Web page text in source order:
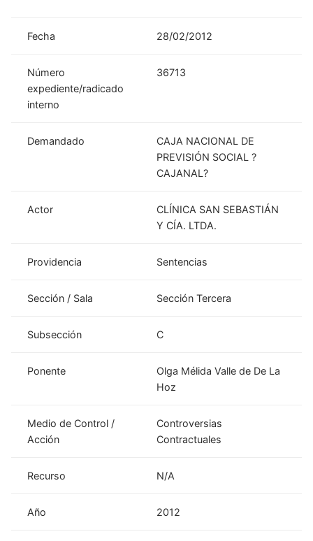
Fecha 28/02/2012
Número
expediente/radicado
interno
36713
Demandado
CAJA NACIONAL DE
PREVISIÓN SOCIAL ?
CAJANAL?
Actor
CLÍNICA SAN SEBASTIÁN
Y CÍA. LTDA.
Providencia Sentencias
Sección / Sala Sección Tercera
Subsección C
Ponente
Olga Mélida Valle de De La
Hoz
Medio de Control /
Acción
Controversias
Contractuales
Recurso N/A
Año 2012